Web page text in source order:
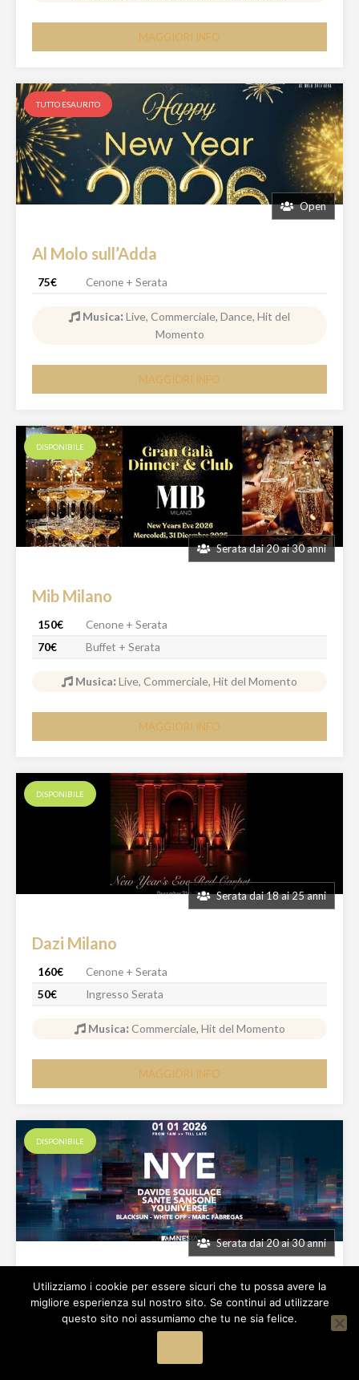
MAGGIORI INFO
Open
TUTTO ESAURITO
Al Molo sull’Adda
75€ Cenone + Serata
Musica: Live, Commerciale, Dance, Hit del
Momento
MAGGIORI INFO
Serata dai 20 ai 30 anni
DISPONIBILE
Mib Milano
150€
Cenone + Serata
70€
Buffet + Serata
Musica: Live, Commerciale, Hit del Momento
MAGGIORI INFO
Serata dai 18 ai 25 anni
DISPONIBILE
Dazi Milano
160€
Cenone + Serata
50€
Ingresso Serata
Musica: Commerciale, Hit del Momento
MAGGIORI INFO
Serata dai 20 ai 30 anni
DISPONIBILE
Amnesia
Ingresso
Utilizziamo i cookie per essere sicuri che tu possa avere la
migliore esperienza sul nostro sito. Se continui ad utilizzare
questo sito noi assumiamo che tu ne sia felice.